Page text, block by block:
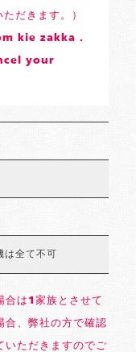
だきます。）
kie zakka .
your
は全て不可
合は1家族とさせて
合、弊社の方で確認
いただきますのでご